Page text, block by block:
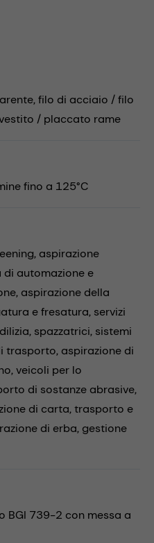
filo di acciaio / filo
/ placcato rame
fino a 125°C
aspirazione
automazione e
aspirazione della
e fresatura, servizi
spazzatrici, sistemi
trasporto, aspirazione di
veicoli per lo
di sostanze abrasive,
di carta,trasporto e
di erba, gestione
BGI 739-2 con messa a